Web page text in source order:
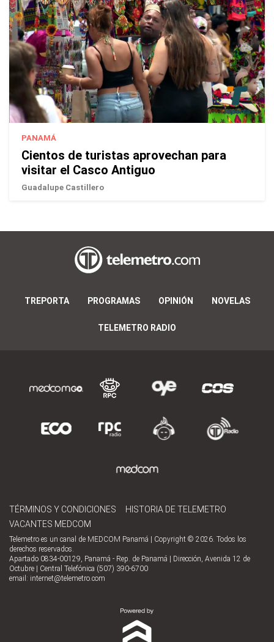
PANAMÁ
Cientos de turistas aprovechan para
visitar el Casco Antiguo
Guadalupe Castillero
TREPORTA PROGRAMAS OPINIÓN NOVELAS
TELEMETRO RADIO
TÉRMINOS Y CONDICIONES
HISTORIA DE TELEMETRO
VACANTES MEDCOM
Telemetro es un canal de MEDCOM Panamá | Copyright © 2026. Todos los
derechos reservados.
Apartado 0834-00129, Panamá - Rep. de Panamá | Dirección, Avenida 12 de
Octubre | Central Telefónica (507) 390-6700
email: internet@telemetro.com